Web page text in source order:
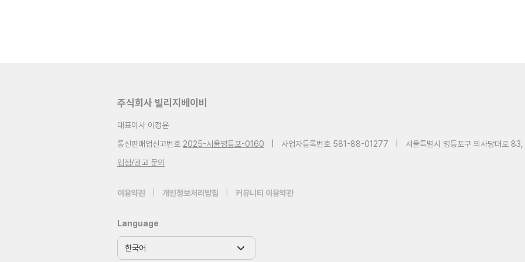
주식회사 빌리지베이비
대표이사 이정윤
통신판매업신고번호 2025-서울영등포-0160 사업자등록번호 581-88-01277
서울특별시 영등포구 의사당대로
입점/광고 문의
이용약관 개인정보처리방침 커뮤니티 이용약관
Language